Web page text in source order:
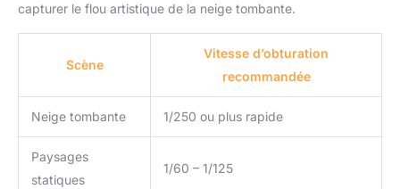
capturer le flou artistique de la neige tombante.
Scène
Vitesse d’obturation
recommandée
Neige tombante 1/250 ou plus rapide
Paysages
statiques
1/60 – 1/125